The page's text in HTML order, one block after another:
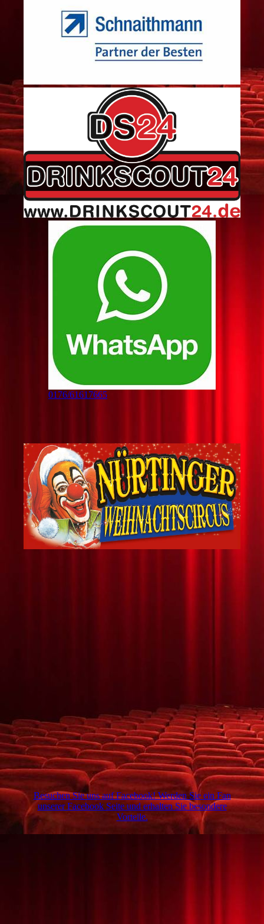
0176/61617665
Besuchen Sie uns auf Facebook! Werden Sie ein Fan
unserer Facebook Seite und erhalten Sie besondere
Vorteile.